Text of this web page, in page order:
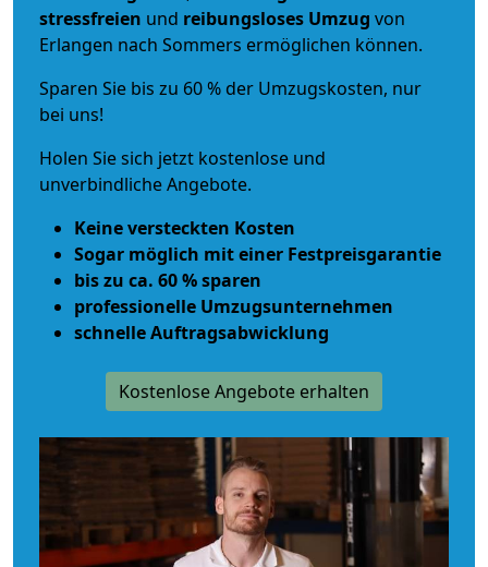
stressfreien und reibungsloses Umzug von
Erlangen nach Sommers ermöglichen können.
Sparen Sie bis zu 60 % der Umzugskosten, nur
bei uns!
Holen Sie sich jetzt kostenlose und
unverbindliche Angebote.
Keine versteckten Kosten
Sogar möglich mit einer Festpreisgarantie
bis zu ca. 60 % sparen
professionelle Umzugsunternehmen
schnelle Auftragsabwicklung
Kostenlose Angebote erhalten